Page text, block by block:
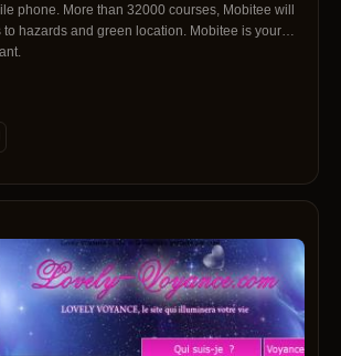
phone. More than 32000 courses, Mobitee will
hazards and green location. Mobitee is your